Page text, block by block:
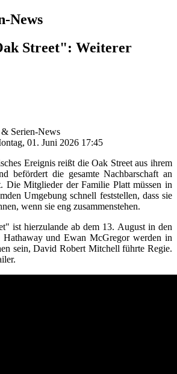
News
Street": Weiterer
Serien-News
01. Juni 2026 17:45
Ereignis reißt die Oak Street aus ihrem
befördert die gesamte Nachbarschaft an
Die Mitglieder der Familie Platt müssen in
Umgebung schnell feststellen, dass sie
wenn sie eng zusammenstehen.
ist hierzulande ab dem 13. August in den
und Ewan McGregor werden in
sein, David Robert Mitchell führte Regie.